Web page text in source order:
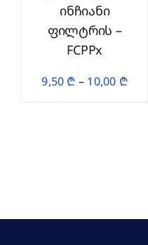
ინჩიანი
ფილტრის –
FCPPx
9,50 ₾ – 10,00 ₾Price